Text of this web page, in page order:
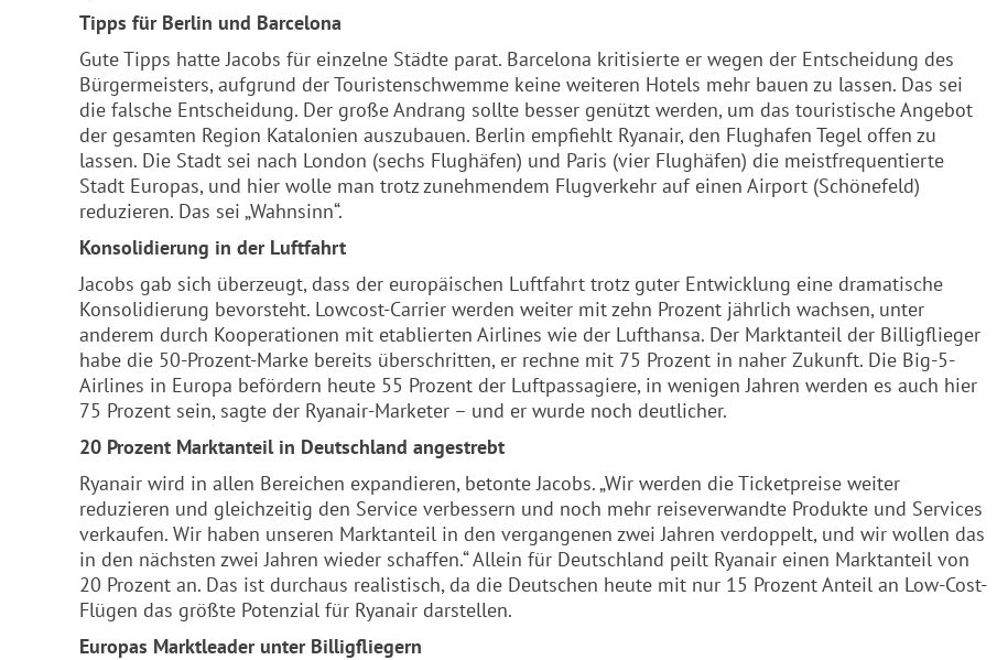
Tipps für Berlin und Barcelona
Gute Tipps hatte Jacobs für einzelne Städte parat. Barcelona kritisierte er wegen der Entscheidung des
Bürgermeisters, aufgrund der Touristenschwemme keine weiteren Hotels mehr bauen zu lassen. Das sei
die falsche Entscheidung. Der große Andrang sollte besser genützt werden, um das touristische Angebot
der gesamten Region Katalonien auszubauen. Berlin empfiehlt Ryanair, den Flughafen Tegel offen zu
lassen. Die Stadt sei nach London (sechs Flughäfen) und Paris (vier Flughäfen) die meistfrequentierte
Stadt Europas, und hier wolle man trotz zunehmendem Flugverkehr auf einen Airport (Schönefeld)
reduzieren. Das sei „Wahnsinn“.
Konsolidierung in der Luftfahrt
Jacobs gab sich überzeugt, dass der europäischen Luftfahrt trotz guter Entwicklung eine dramatische
Konsolidierung bevorsteht. Lowcost-Carrier werden weiter mit zehn Prozent jährlich wachsen, unter
anderem durch Kooperationen mit etablierten Airlines wie der Lufthansa. Der Marktanteil der Billigflieger
habe die 50-Prozent-Marke bereits überschritten, er rechne mit 75 Prozent in naher Zukunft. Die Big-5-
Airlines in Europa befördern heute 55 Prozent der Luftpassagiere, in wenigen Jahren werden es auch hier
75 Prozent sein, sagte der Ryanair-Marketer – und er wurde noch deutlicher.
20 Prozent Marktanteil in Deutschland angestrebt
Ryanair wird in allen Bereichen expandieren, betonte Jacobs. „Wir werden die Ticketpreise weiter
reduzieren und gleichzeitig den Service verbessern und noch mehr reiseverwandte Produkte und Services
verkaufen. Wir haben unseren Marktanteil in den vergangenen zwei Jahren verdoppelt, und wir wollen das
in den nächsten zwei Jahren wieder schaffen.“ Allein für Deutschland peilt Ryanair einen Marktanteil von
20 Prozent an. Das ist durchaus realistisch, da die Deutschen heute mit nur 15 Prozent Anteil an Low-Cost-
Flügen das größte Potenzial für Ryanair darstellen.
Europas Marktleader unter Billigfliegern